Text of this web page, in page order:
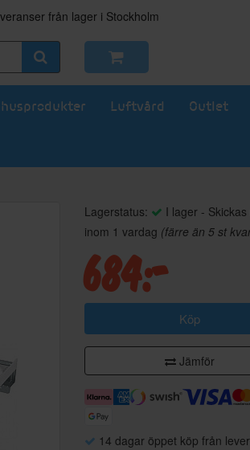
från lager i Stockholm
Luftvård Outlet
Lagerstatus:
I lager -
inom 1 vardag (färre än 5 st
684:-
Köp
Jämför
14 dagar öppet köp från